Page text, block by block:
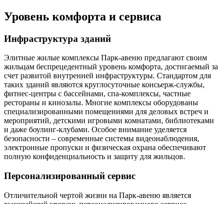
Уровень комфорта и сервиса
Инфраструктура зданий
Элитные жилые комплексы Парк-авеню предлагают своим
жильцам беспрецедентный уровень комфорта, достигаемый за
счет развитой внутренней инфраструктуры. Стандартом для
таких зданий являются круглосуточные консьерж-службы,
фитнес-центры с бассейнами, спа-комплексы, частные
рестораны и кинозалы. Многие комплексы оборудованы
специализированными помещениями для деловых встреч и
мероприятий, детскими игровыми комнатами, библиотеками
и даже боулинг-клубами. Особое внимание уделяется
безопасности – современные системы видеонаблюдения,
электронные пропуски и физическая охрана обеспечивают
полную конфиденциальность и защиту для жильцов.
Персонализированный сервис
Отличительной чертой жизни на Парк-авеню является